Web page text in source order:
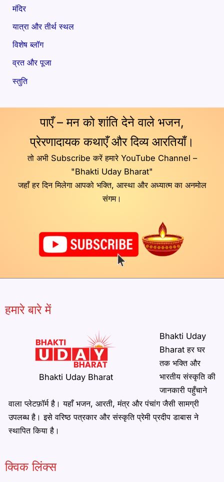
मंदिर
यात्रा और तीर्थ स्थल
विशेष ब्लॉग
व्रत और पूजा
स्तुति
पाएँ – मन को शांति देने वाले भजन,
प्रेरणादायक कथाएँ और दिव्य आरतियाँ।
तो अभी Subscribe करें हमारे YouTube Channel –
"Bhakti Uday Bharat"
जहाँ हर दिन मिलेगा आपको भक्ति, आस्था और अध्यात्म का अनमोल
संगम।
हमारे बारे में
Bhakti Uday Bharat
Bhakti Uday
Bharat हर घर
तक भक्ति और
भारतीय संस्कृति की
जानकारी पहुँचाने
वाला प्लेटफ़ॉर्म है। यहाँ भजन, आरती, मंत्र और पंचांग जैसी सामग्री
उपलब्ध है। इसे वरिष्ठ पत्रकार और संस्कृति प्रेमी प्रदीप डाबास ने
स्थापित किया है।
क्विक लिंक्स